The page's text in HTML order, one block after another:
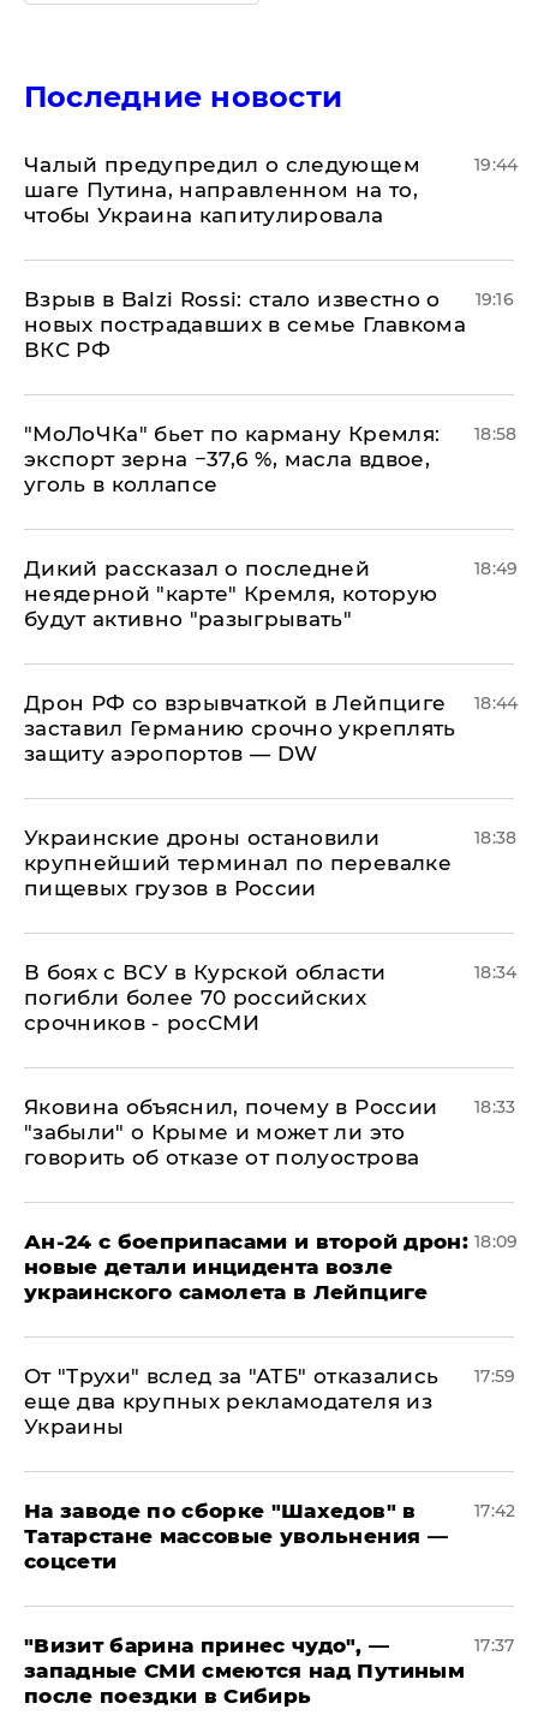
Последние новости
Чалый предупредил о следующем
шаге Путина, направленном на то,
чтобы Украина капитулировала
19:44
Взрыв в Balzi Rossi: стало известно о
новых пострадавших в семье Главкома
ВКС РФ
19:16
​"МоЛоЧКа" бьет по карману Кремля:
экспорт зерна −37,6 %, масла вдвое,
уголь в коллапсе
18:58
Дикий рассказал о последней
неядерной "карте" Кремля, которую
будут активно "разыгрывать"
18:49
​Дрон РФ со взрывчаткой в Лейпциге
заставил Германию срочно укреплять
защиту аэропортов — DW
18:44
Украинские дроны остановили
крупнейший терминал по перевалке
пищевых грузов в России
18:38
В боях с ВСУ в Курской области
погибли более 70 российских
срочников - росСМИ
18:34
Яковина объяснил, почему в России
"забыли" о Крыме и может ли это
говорить об отказе от полуострова
18:33
Ан-24 с боеприпасами и второй дрон:
новые детали инцидента возле
украинского самолета в Лейпциге
18:09
От "Трухи" вслед за "АТБ" отказались
еще два крупных рекламодателя из
Украины
17:59
На заводе по сборке "Шахедов" в
Татарстане массовые увольнения —
соцсети
17:42
"Визит барина принес чудо", —
западные СМИ смеются над Путиным
после поездки в Сибирь
17:37